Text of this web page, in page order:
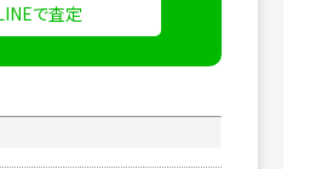
で査定